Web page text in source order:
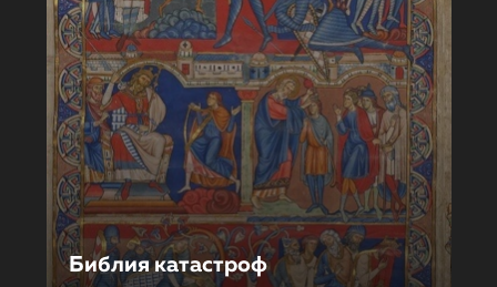
Библия катастроф